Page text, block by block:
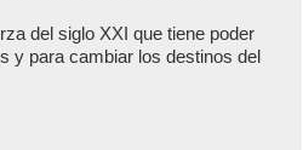
del siglo XXI que tiene poder
y para cambiar los destinos del